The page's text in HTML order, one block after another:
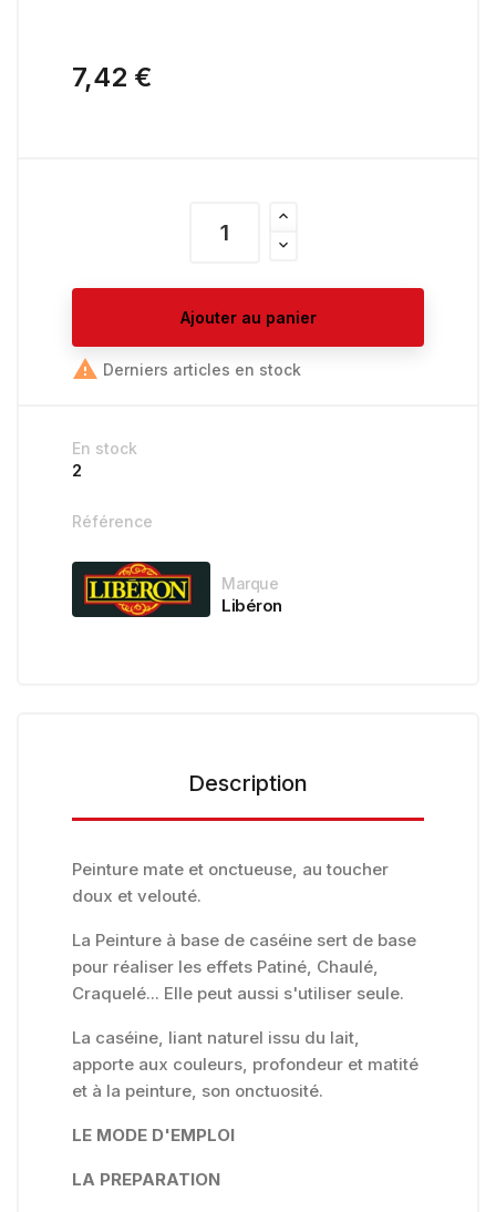
7,42 €
Ajouter au panier
 Derniers articles en stock
En stock
2
Référence
Marque
Libéron
Description
Peinture mate et onctueuse, au toucher
doux et velouté.
La Peinture à base de caséine sert de base
pour réaliser les effets Patiné, Chaulé,
Craquelé... Elle peut aussi s'utiliser seule.
La caséine, liant naturel issu du lait,
apporte aux couleurs, profondeur et matité
et à la peinture, son onctuosité.
LE MODE D'EMPLOI
LA PREPARATION